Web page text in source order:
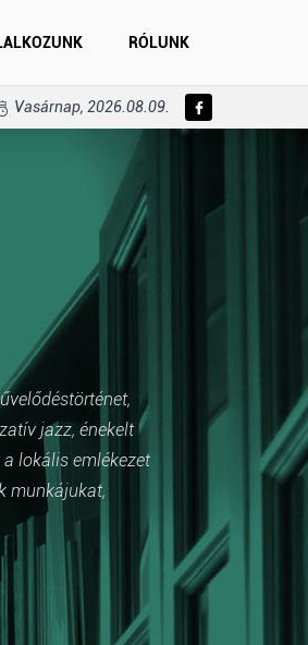
RÓLUNK
Vasárnap, 2026.08.09.
jazz, énekelt
lokális emlékezet
munkájukat,